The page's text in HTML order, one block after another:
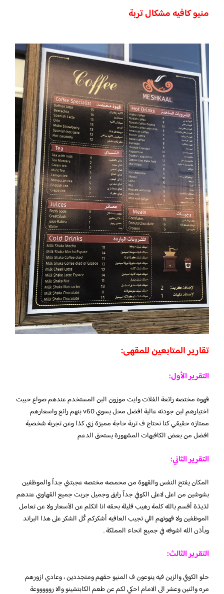
منيو كافيه مشكال تربة
تقارير المتابعين للمقهى:
التقرير الأول:
قهوه مختصه رائعة الفلات وايت موزون البن المستخدم عندهم صواع حبيت
اختيارهم لبن جودته عالية
افضل محل يسوي v60 بنهم رائع واسعارهم
ممتازه حقيقي كنا نحتاج ف تربة حاجة مميزة زي كذا وعن تجربة شخصية
افضل من بعض الكافيهات المشهورة يستحق الدعم
التقرير الثاني:
المكان يفتح النفس والقهوة من محمصه مختصه عجبتني جداً والموظفين
بشوشين من اعلى لاعلى الكوفي جداً رايق وجميل جربت جميع القهاوي عندهم
لذيذة أقسم بالله كلمة رهيب قليلة بحقه انا اتكلم عن الأسعار ولا عن تعامل
الموظفين ولا قهوتهم اللي تجيب العافيه أشكركم كُل الشكر على هذا البراند
وبأذن الله اشوفه في جميع انحاء المملكة .
التقرير الثالث:
حلو الكوفي والزين فيه ينوعون ف المنيو حقهم ومتجددين ، وعادي ازورهم
مره واثنين وعشر الى الامام احكي لكم عن طعم الكابتشينو والا روووووعة